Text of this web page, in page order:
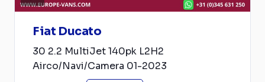
Fiat Ducato
30 2.2 MultiJet 140pk L2H2
Airco/Navi/Camera 01-2023